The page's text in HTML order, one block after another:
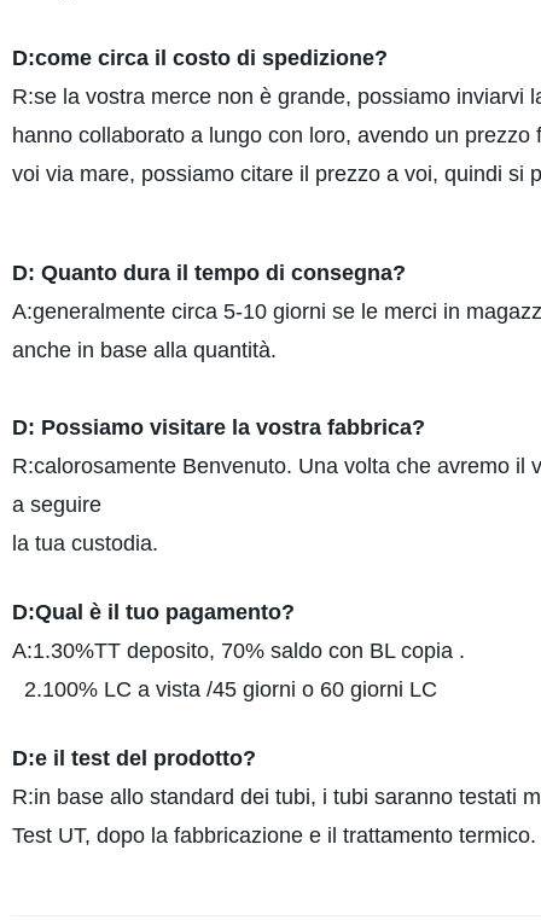
D:come circa il costo di spedizione?
R:se la vostra merce non è grande, possiamo
hanno collaborato a lungo con loro, avendo un
voi via mare, possiamo citare il prezzo a voi, quindi si
D: Quanto dura il tempo di consegna?
A:generalmente circa 5-10 giorni se le merci in
anche in base alla quantità.
D: Possiamo visitare la vostra fabbrica?
R:calorosamente Benvenuto. Una volta che avremo
a seguire
la tua custodia.
D:Qual è il tuo pagamento?
A:1.30%TT deposito, 70% saldo con BL copia .
2.100% LC a vista /45 giorni o 60 giorni LC
D:e il test del prodotto?
R:in base allo standard dei tubi, i tubi saranno testati
Test UT, dopo la fabbricazione e il trattamento termico.